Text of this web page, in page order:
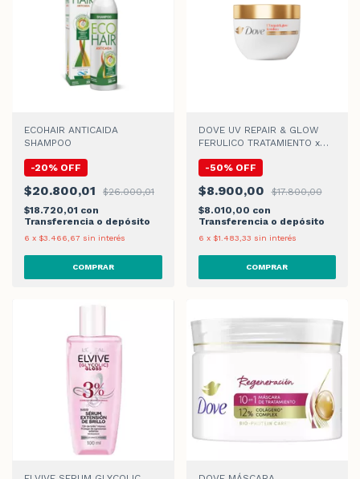
ECOHAIR ANTICAIDA
SHAMPOO
-20% OFF
$20.800,01
$26.000,01
$18.720,01 con
Transferencia o depósito
6 x $3.466,67 sin interés
DOVE UV REPAIR & GLOW
FERULICO TRATAMIENTO x
-50% OFF
$8.900,00
$17.800,00
$8.010,00 con
Transferencia o depósito
6 x $1.483,33 sin interés